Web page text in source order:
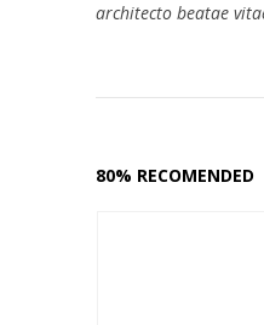
architecto beatae
80% RECOMENDED